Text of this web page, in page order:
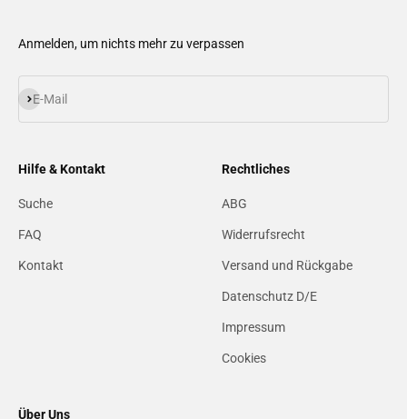
Anmelden, um nichts mehr zu verpassen
E-Mail
Abonnieren
Hilfe & Kontakt
Suche
FAQ
Kontakt
Rechtliches
ABG
Widerrufsrecht
Versand und Rückgabe
Datenschutz D/E
Impressum
Cookies
Über Uns